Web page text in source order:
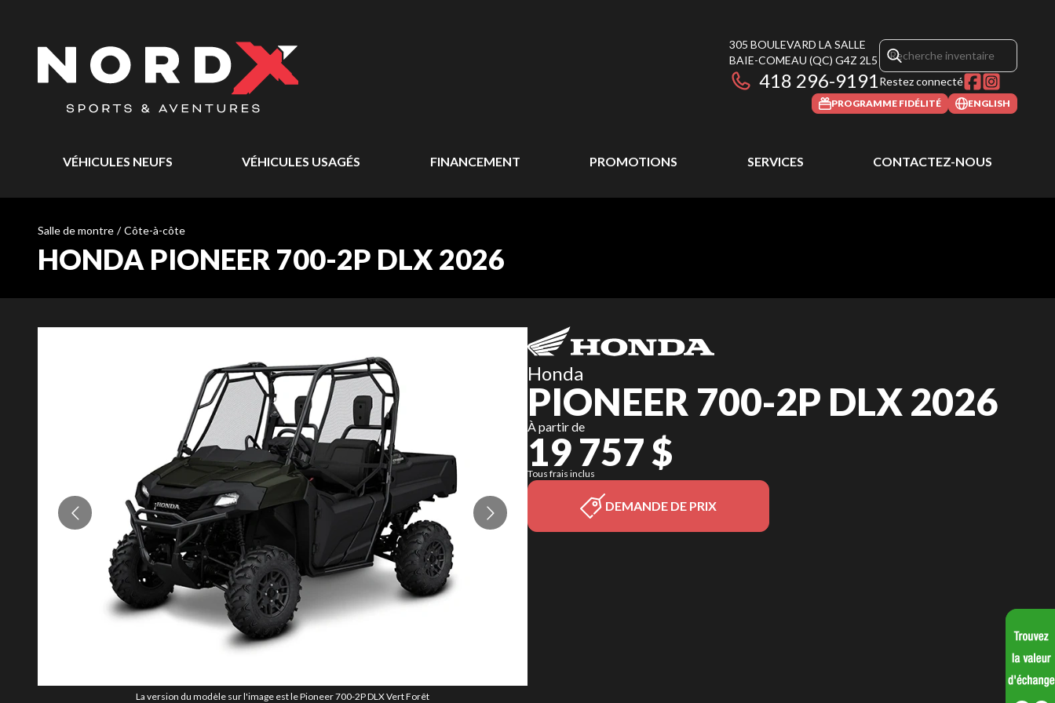
305 BOULEVARD LA SALLE
BAIE-COMEAU (QC) G4Z 2L5
418 296-9191Restez connecté
PROGRAMME FIDÉLITÉ ENGLISH
VÉHICULES NEUFS VÉHICULES USAGÉS FINANCEMENT PROMOTIONS SERVICES CONTACTEZ-NOUS
Salle de montre / Côte-à-côte
HONDA PIONEER 700-2P DLX 2026
La version du modèle sur l'image est le Pioneer 700-2P DLX Vert Forêt
Honda
PIONEER 700-2P DLX 2026
À partir de
19 757 $
Tous frais inclus
DEMANDE DE PRIX